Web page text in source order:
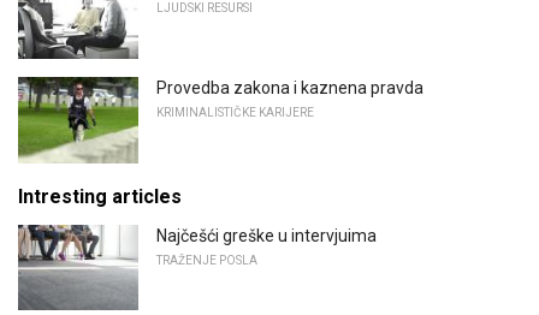
LJUDSKI RESURSI
Provedba zakona i kaznena pravda
KRIMINALISTIČKE KARIJERE
Intresting articles
Najčešći greške u intervjuima
TRAŽENJE POSLA